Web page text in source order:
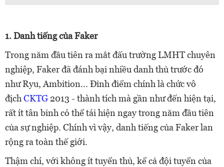
1. Danh tiếng của Faker
Trong năm đầu tiên ra mắt đấu trường LMHT chuyên
nghiệp, Faker đã đánh bại nhiều danh thủ trước đó
như Ryu, Ambition... Đỉnh điểm chính là chức vô
địchCKTG 2013 - thành tích mà gần như đến hiện tại,
rất ít tân binh có thể tái hiện ngay trong năm đầu tiên
của sự nghiệp. Chính vì vậy, danh tiếng của Faker lan
rộng ra toàn thế giới.
Thậm chí, với không ít tuyển thủ, kể cả đội tuyển của